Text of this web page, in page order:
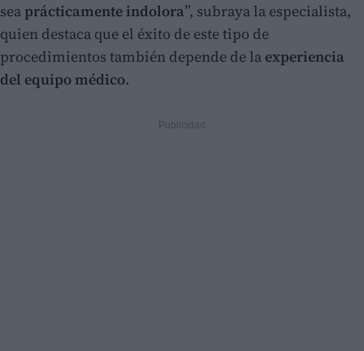
seaprácticamente indolora”, subraya la especialista,
quien destaca que el éxito de este tipo de
procedimientos también depende de la experiencia
del equipo médico.